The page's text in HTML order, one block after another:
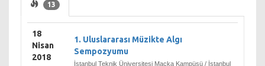
13
18
Nisan
2018
1. Uluslararası Müzikte Algı
Sempozyumu
İstanbul Teknik Üniversitesi Maçka Kampüsü / İstanbul